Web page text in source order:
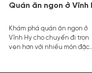
Quán ăn ngon ở Vĩnh
Khám phá quán ăn ngon ở
Vĩnh Hy cho chuyến đi trọn
vẹn hơn với nhiều món đặc